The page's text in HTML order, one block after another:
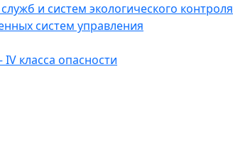
и систем экологического контроля
систем управления
класса опасности